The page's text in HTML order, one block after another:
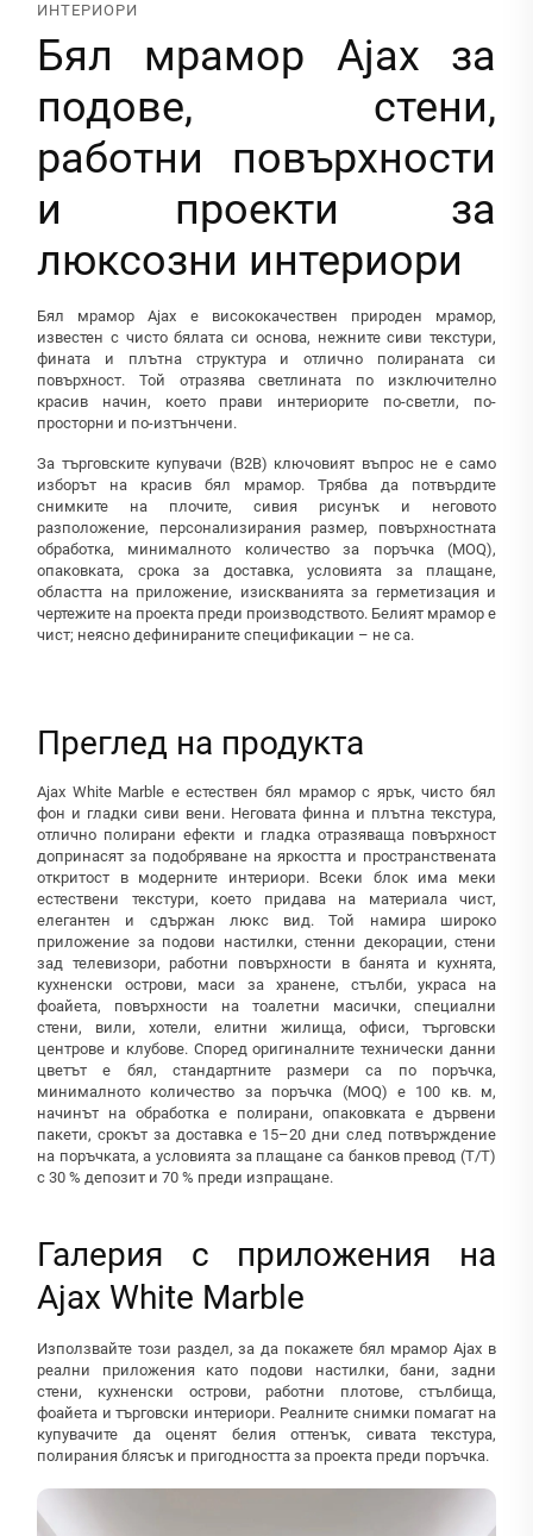
ИНТЕРИОРИ
Бял мрамор Ajax за
подове, стени,
работни повърхности
и проекти за
люксозни интериори
Бял мрамор Ajax е висококачествен природен мрамор,
известен с чисто бялата си основа, нежните сиви текстури,
фината и плътна структура и отлично полираната си
повърхност. Той отразява светлината по изключително
красив начин, което прави интериорите по-светли, по-
просторни и по-изтънчени.
За търговските купувачи (B2B) ключовият въпрос не е само
изборът на красив бял мрамор. Трябва да потвърдите
снимките на плочите, сивия рисунък и неговото
разположение, персонализирания размер, повърхностната
обработка, минималното количество за поръчка (MOQ),
опаковката, срока за доставка, условията за плащане,
областта на приложение, изискванията за герметизация и
чертежите на проекта преди производството. Белият мрамор е
чист; неясно дефинираните спецификации – не са.
Преглед на продукта
Ajax White Marble е естествен бял мрамор с ярък, чисто бял
фон и гладки сиви вени. Неговата финна и плътна текстура,
отлично полирани ефекти и гладка отразяваща повърхност
допринасят за подобряване на яркостта и пространствената
откритост в модерните интериори. Всеки блок има меки
естествени текстури, което придава на материала чист,
елегантен и сдържан люкс вид. Той намира широко
приложение за подови настилки, стенни декорации, стени
зад телевизори, работни повърхности в банята и кухнята,
кухненски острови, маси за хранене, стълби, украса на
фоайета, повърхности на тоалетни масички, специални
стени, вили, хотели, елитни жилища, офиси, търговски
центрове и клубове. Според оригиналните технически данни
цветът е бял, стандартните размери са по поръчка,
минималното количество за поръчка (MOQ) е 100 кв. м,
начинът на обработка е полирани, опаковката е дървени
пакети, срокът за доставка е 15–20 дни след потвърждение
на поръчката, а условията за плащане са банков превод (T/T)
с 30 % депозит и 70 % преди изпращане.
Галерия с приложения на
Ajax White Marble
Използвайте този раздел, за да покажете бял мрамор Ajax в
реални приложения като подови настилки, бани, задни
стени, кухненски острови, работни плотове, стълбища,
фоайета и търговски интериори. Реалните снимки помагат на
купувачите да оценят белия оттенък, сивата текстура,
полирания блясък и пригодността за проекта преди поръчка.